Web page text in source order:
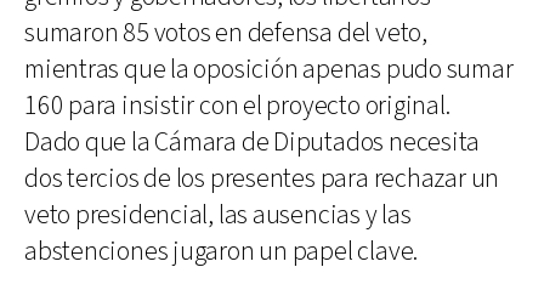
sumaron 85 votos en defensa del veto,
mientras que la oposición apenas pudo sumar
160 para insistir con el proyecto original.
Dado que la Cámara de Diputados necesita
dos tercios de los presentes para rechazar un
veto presidencial, las ausencias y las
abstenciones jugaron un papel clave.